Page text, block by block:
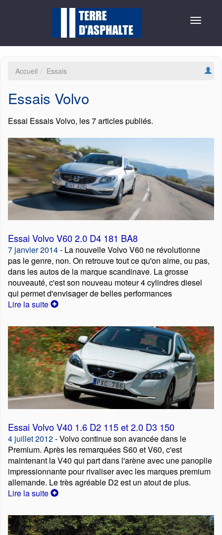
Toggle
Accueil Essais
Essais Volvo
Essai Essais Volvo, les 7 articles publiés.
Essai Volvo V60 2.0 D4 181 BA8
7 janvier 2014- La nouvelle Volvo V60 ne révolutionne
pas le genre, non. On retrouve tout ce qu'on aime, ou pas,
dans les autos de la marque scandinave. La grosse
nouveauté, c'est son nouveau moteur 4 cylindres diesel
qui permet d'envisager de belles performances
Lire la suite
Essai Volvo V40 1.6 D2 115 et 2.0 D3 150
4 juillet 2012- Volvo continue son avancée dans le
Premium. Après les remarquées S60 et V60, c'est
maintenant la V40 qui part dans l'arène avec une panoplie
impressionnante pour rivaliser avec les marques premium
allemande. Le très agréable D2 est un atout de plus.
Lire la suite